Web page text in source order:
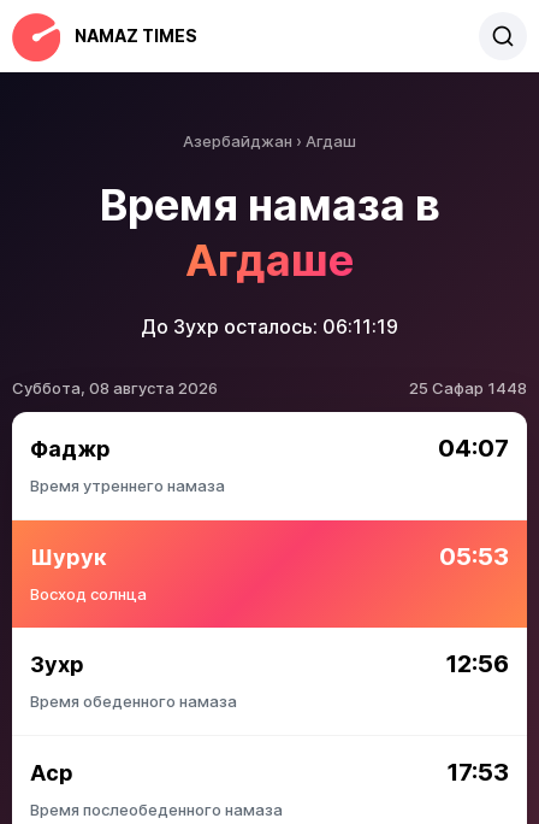
NAMAZ TIMES
Азербайджан Агдаш
Время намаза в
Агдаше
До Зухр осталось: 06:11:19
Суббота, 08 августа 2026 25 Сафар 1448
Фаджр 04:07
Время утреннего намаза
Шурук 05:53
Восход солнца
Зухр 12:56
Время обеденного намаза
Аср 17:53
Время послеобеденного намаза